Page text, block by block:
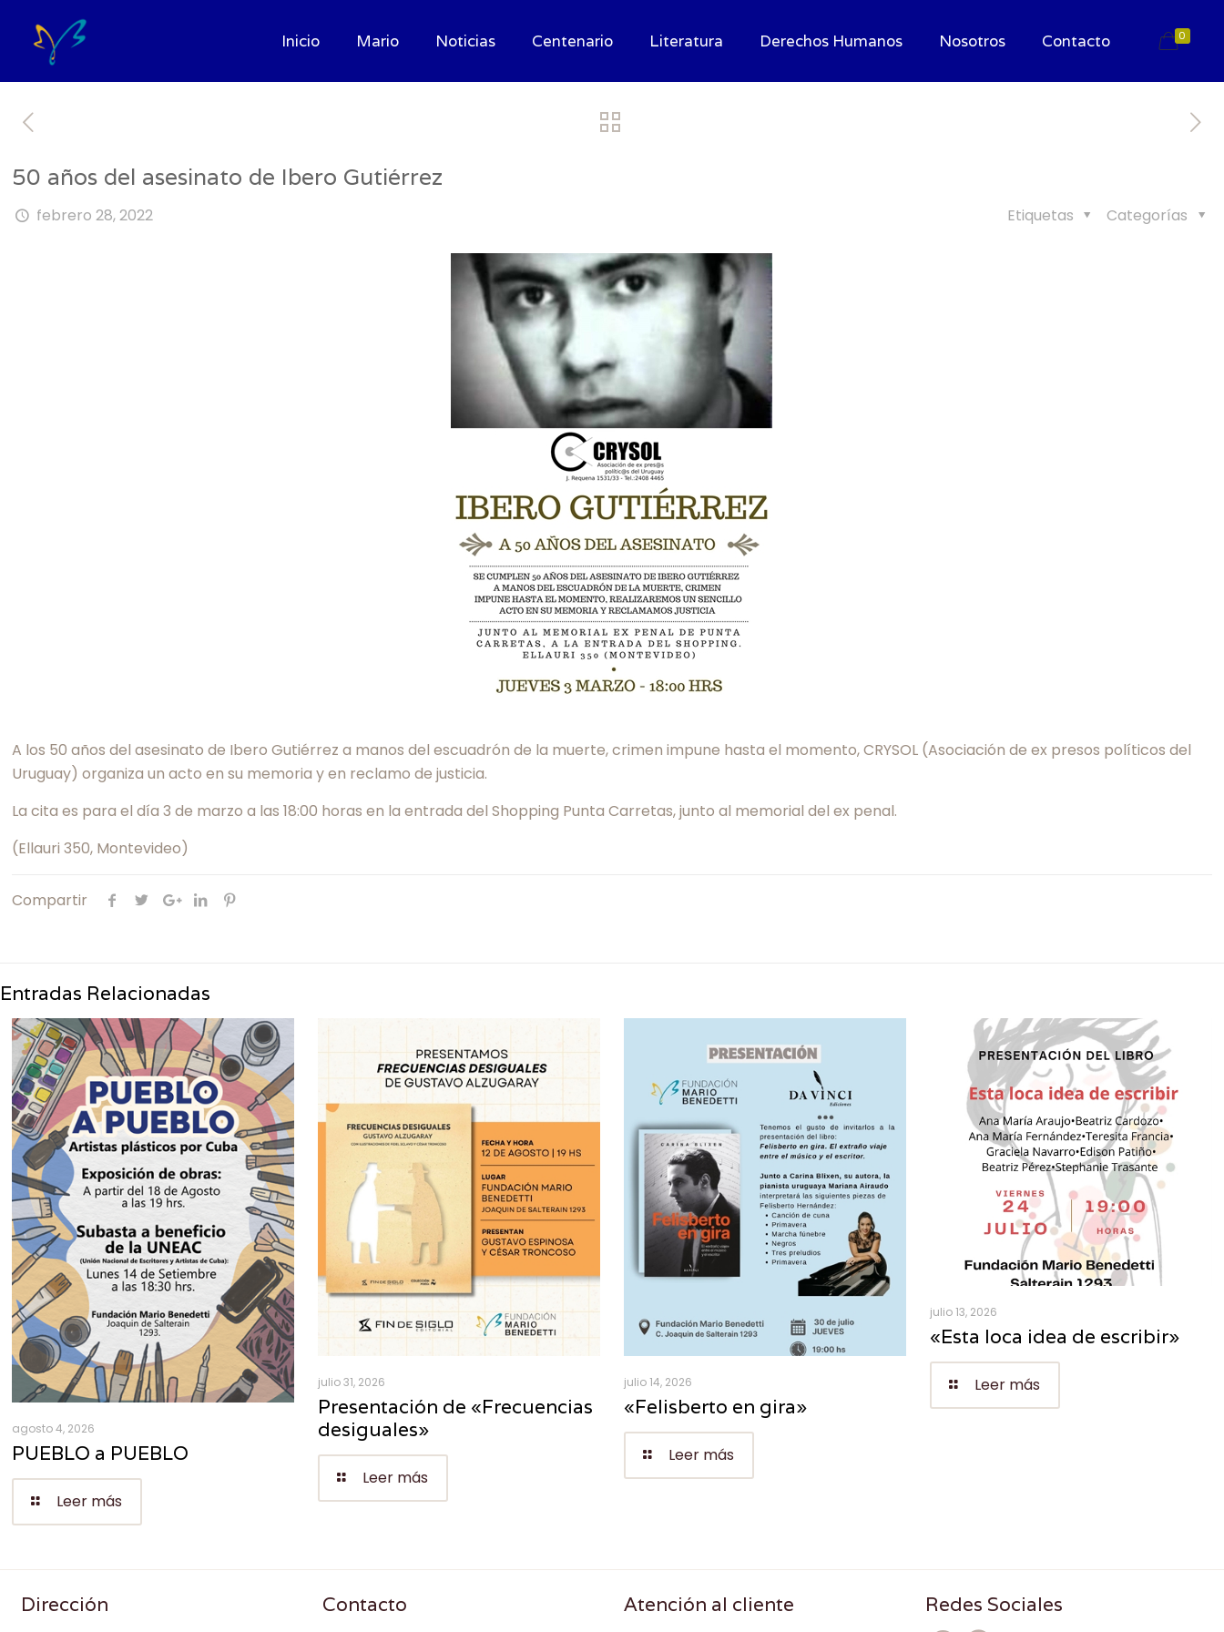
Inicio Mario Noticias Centenario Literatura Derechos Humanos Nosotros Contacto 0
50 años del asesinato de Ibero Gutiérrez
febrero 28, 2022 Categorías
Etiquetas
A los 50 años del asesinato de Ibero Gutiérrez a manos del escuadrón de la muerte, crimen impune hasta el momento, CRYSOL (Asociación de ex presos políticos del
Uruguay) organiza un acto en su memoria y en reclamo de justicia.
La cita es para el día 3 de marzo a las 18:00 horas en la entrada del Shopping Punta Carretas, junto al memorial del ex penal.
(Ellauri 350, Montevideo)
Compartir
Entradas Relacionadas
agosto 4, 2026
PUEBLO a PUEBLO
Leer más
julio 31, 2026
Presentación de «Frecuencias
desiguales»
Leer más
julio 14, 2026
«Felisberto en gira»
Leer más
julio 13, 2026
«Esta loca idea de escribir»
Leer más
Dirección Contacto Atención al cliente Redes Sociales